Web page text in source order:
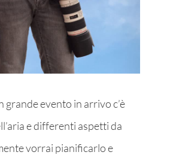
grande evento in arrivo c’è
e differenti aspetti da
vorrai pianificarlo e